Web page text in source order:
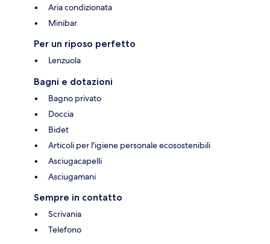
Aria condizionata
Minibar
Per un riposo perfetto
Lenzuola
Bagni e dotazioni
Bagno privato
Doccia
Bidet
Articoli per l'igiene personale ecosostenibili
Asciugacapelli
Asciugamani
Sempre in contatto
Scrivania
Telefono